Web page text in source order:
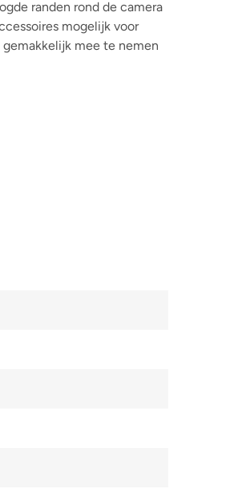
randen rond de camera
mogelijk voor
mee te nemen